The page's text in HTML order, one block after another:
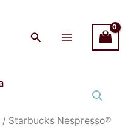
Menu
/ Starbucks Nespresso®